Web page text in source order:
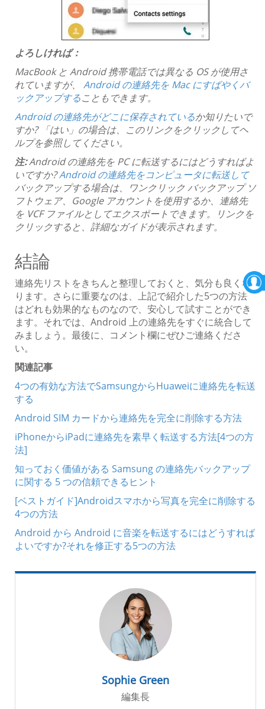
よろしければ：
MacBook と Android 携帯電話では異なる OS が使用さ
れていますが、 Android の連絡先を Mac にすばやくバ
ックアップすることもできます。
Android の連絡先がどこに保存されているか知りたいで
すか? 「はい」の場合は、このリンクをクリックしてヘ
ルプを参照してください。
注:Android の連絡先を PC に転送するにはどうすればよ
いですか?Android の連絡先をコンピュータに転送して
バックアップする場合は、ワンクリック バックアップ ソ
フトウェア、Google アカウントを使用するか、連絡先
を VCF ファイルとしてエクスポートできます。リンクを
クリックすると、詳細なガイドが表示されます。
結論
連絡先リストをきちんと整理しておくと、気分も良くな
ります。さらに重要なのは、上記で紹介した5つの方法
はどれも効果的なものなので、安心して試すことができ
ます。それでは、Android 上の連絡先をすぐに統合して
みましょう。最後に、コメント欄にぜひご連絡くださ
い。
関連記事
4つの有効な方法でSamsungからHuaweiに連絡先を転送
する
Android SIM カードから連絡先を完全に削除する方法
iPhoneからiPadに連絡先を素早く転送する方法[4つの方
法]
知っておく価値がある Samsung の連絡先バックアップ
に関する 5 つの信頼できるヒント
[ベストガイド]Androidスマホから写真を完全に削除する
4つの方法
Android から Android に音楽を転送するにはどうすれば
よいですか?それを修正する5つの方法
Sophie Green
編集長